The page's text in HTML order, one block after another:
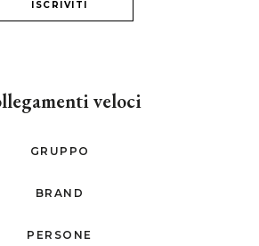
ISCRIVITI
veloci
GRUPPO
BRAND
PERSONE